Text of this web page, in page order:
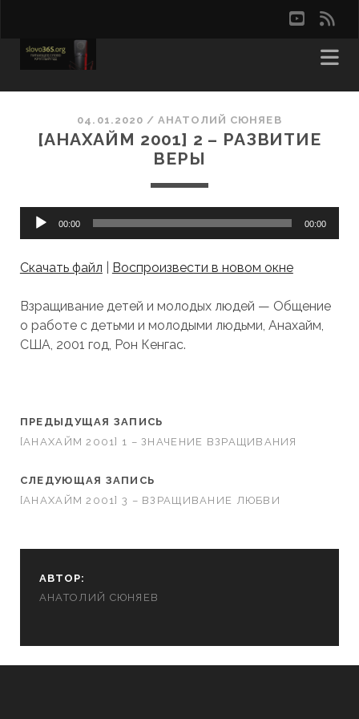
rss
04.01.2020 / АНАТОЛИЙ СЮНЯЕВ
[АНАХАЙМ 2001] 2 – РАЗВИТИЕ
ВЕРЫ
Аудиоплеер
00:00 00:00
Скачать файл Воспроизвести в новом окне
Взращивание детей и молодых людей — Общение
о работе с детьми и молодыми людьми, Анахайм,
США, 2001 год, Рон Кенгас.
ПРЕДЫДУЩАЯ ЗАПИСЬ
[АНАХАЙМ 2001] 1 – ЗНАЧЕНИЕ ВЗРАЩИВАНИЯ
СЛЕДУЮЩАЯ ЗАПИСЬ
[АНАХАЙМ 2001] 3 – ВЗРАЩИВАНИЕ ЛЮБВИ
АВТОР:
АНАТОЛИЙ СЮНЯЕВ